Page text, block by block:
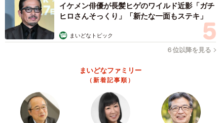
イケメン俳優が長髪ヒゲのワイルド近影「ガチ
ヒロさんそっくり」「新たな一面もステキ」
まいどなトピック
６位以降を見る
まいどなファミリー
（新着記事順）